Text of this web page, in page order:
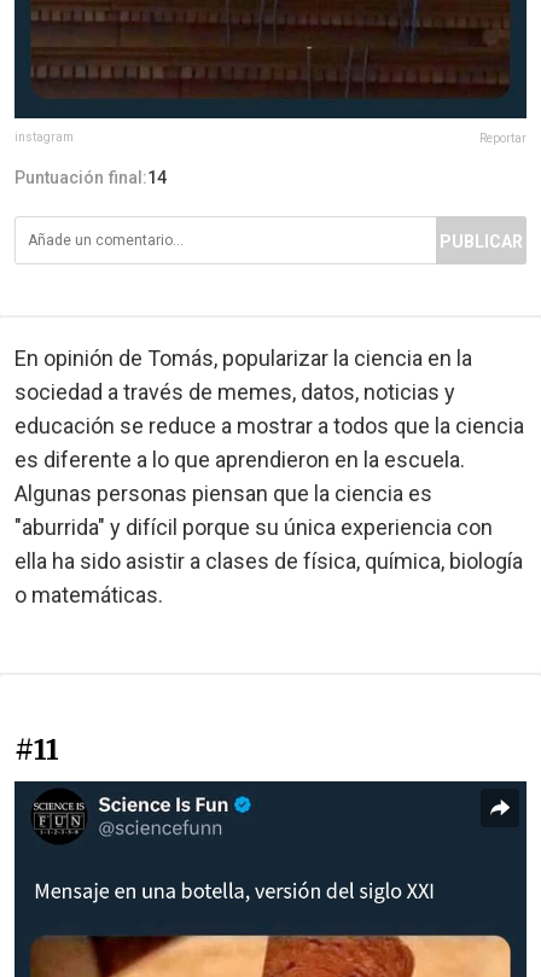
instagram Reportar
Puntuación final:14
PUBLICAR
En opinión de Tomás, popularizar la ciencia en la
sociedad a través de memes, datos, noticias y
educación se reduce a mostrar a todos que la ciencia
es diferente a lo que aprendieron en la escuela.
Algunas personas piensan que la ciencia es
"aburrida" y difícil porque su única experiencia con
ella ha sido asistir a clases de física, química, biología
o matemáticas.
#11